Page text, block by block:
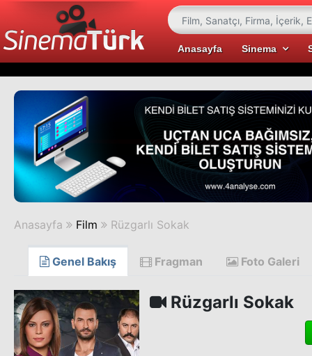
Anasayfa Sinema
Anasayfa Film Rüzgarlı Sokak
Genel Bakış Fragman Foto Galeri
Rüzgarlı Sokak